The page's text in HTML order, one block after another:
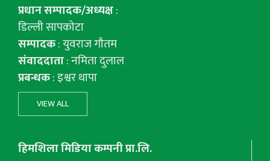
प्रधान सम्पादक/अध्यक्ष:
डिल्ली सापकोटा
सम्पादक: युवराज गाैतम
संवाददाता: नमिता दुलाल
प्रबन्धक: इश्वर थापा
VIEW ALL
हिमशिला मिडिया कम्पनी प्रा.लि.